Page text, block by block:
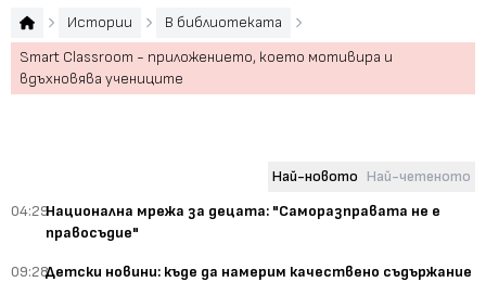
Истории
В библиотеката
Smart Classroom - приложението, което мотивира и
вдъхновява учениците
Най-новото Най-четеното
04:29Национална мрежа за децата: "Саморазправата не е
правосъдие"
09:28Детски новини: къде да намерим качествено съдържание